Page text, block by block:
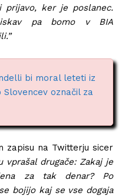
ker je poslanec.
pa bomo v BIA
bi moral leteti iz
označil za
zapisu na Twitterju sicer
vprašal drugače: Zakaj je
za tak denar? Po
bojijo kaj se vse dogaja